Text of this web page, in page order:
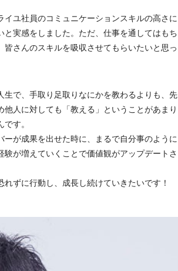
ユ社員のコミュニケーションスキルの高さに
実感をしました。ただ、仕事を通してはもち
さんのスキルを吸収させてもらいたいと思っ
で、手取り足取りなにかを教わるよりも、先
人に対しても「教える」ということがあまり
す。
が成果を出せた時に、まるで自分事のように
が増えていくことで価値観がアップデートさ
ずに行動し、成長し続けていきたいです！